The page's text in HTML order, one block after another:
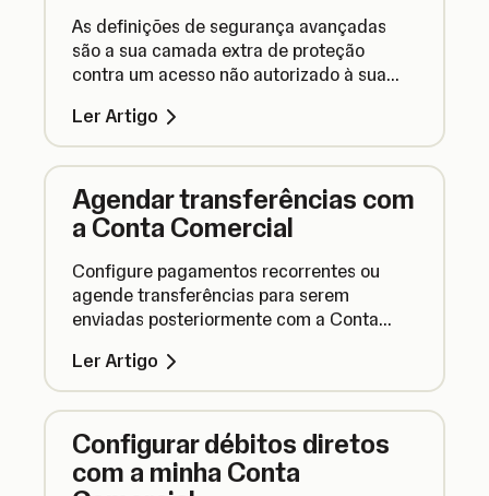
As definições de segurança avançadas
são a sua camada extra de proteção
contra um acesso não autorizado à sua
configurar para manter os seus fundos
seguros.
Ler Artigo
Agendar transferências com
a Conta Comercial
Configure pagamentos recorrentes ou
agende transferências para serem
enviadas posteriormente com a Conta
fazer pagamentos.
Ler Artigo
Configurar débitos diretos
com a minha Conta